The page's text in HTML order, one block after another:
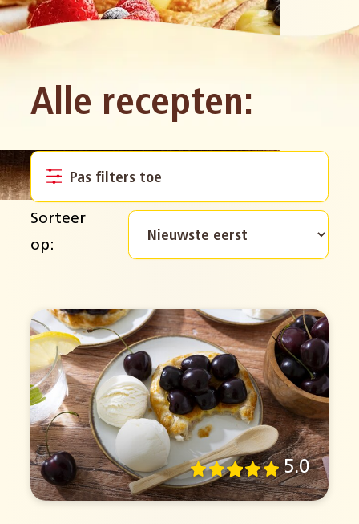
Alle recepten:
Pas filters toe
Sorteer
op:
5.0